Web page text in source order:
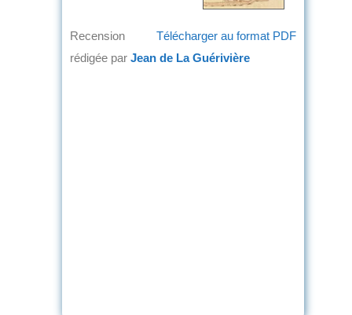
Télécharger au format PDF
Recension
rédigée par Jean de La Guérivière